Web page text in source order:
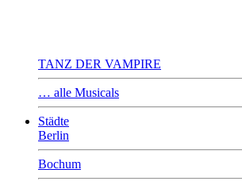
TANZ DER VAMPIRE
… alle Musicals
Städte
Berlin
Bochum